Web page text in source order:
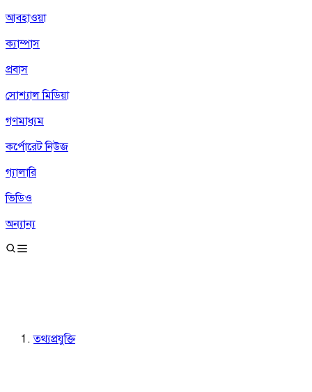
আবহাওয়া
ক্যাম্পাস
প্রবাস
সোশ্যাল মিডিয়া
গণমাধ্যম
কর্পোরেট নিউজ
গ্যালারি
ভিডিও
অন্যান্য
তথ্যপ্রযুক্তি